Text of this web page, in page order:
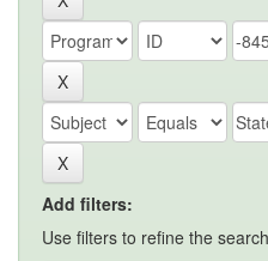
Add filters:
Use filters to refine the